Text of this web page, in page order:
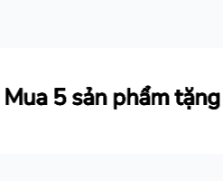
phẩm Miễn
phẩm Miễn
phẩm Miễn
phẩm Miễn